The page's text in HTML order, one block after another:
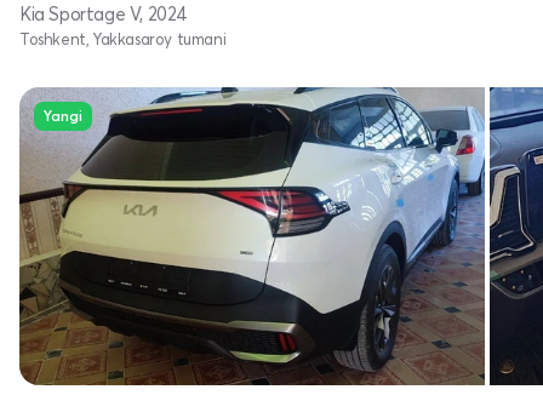
Kia Sportage V, 2024
Toshkent, Yakkasaroy tumani
Yangi